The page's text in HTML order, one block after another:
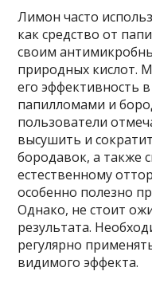
Лимон часто
как средство от
своим
природных кислот.
его эффективность
папилломами и
пользователи
высушить и
бородавок, а также
естественному
особенно полезно
Однако, не стоит
результата.
регулярно
видимого эффекта.